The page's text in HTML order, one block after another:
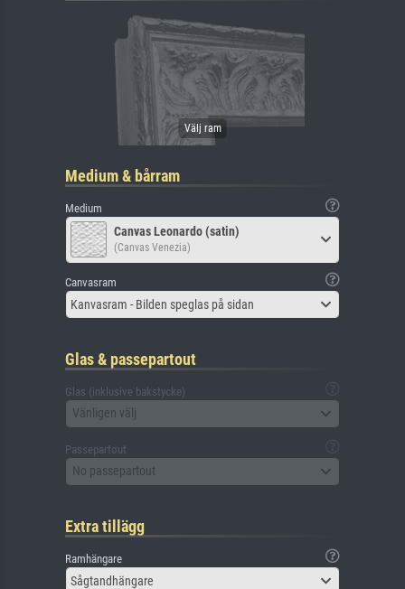
Medium & bårram
Medium
Canvas Leonardo (satin)
(Canvas Venezia)
Canvasram
Kanvasram - Bilden speglas på sidan
Glas & passepartout
Glas (inklusive bakstycke)
Vänligen välj
Passepartout
No passepartout
Extra tillägg
Ramhängare
Sågtandhängare